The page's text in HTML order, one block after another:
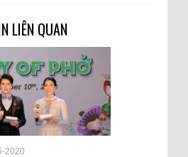
LIÊN QUAN
2020